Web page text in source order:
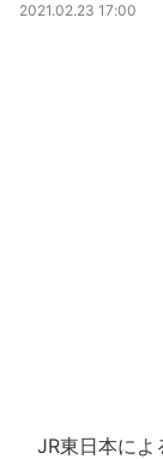
2021.02.23 17:00
JR東日本によ